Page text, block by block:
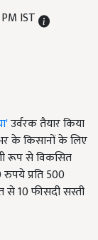
IST
उर्वरक तैयार किया
के किसानों के लिए
रूप से विकसित
प्रति 500
से 10 फीसदी सस्ती